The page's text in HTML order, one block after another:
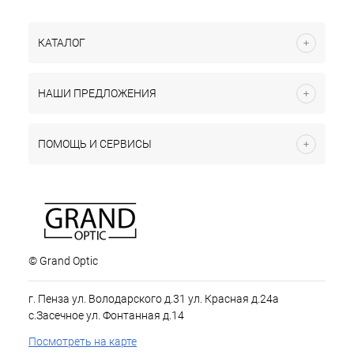
КАТАЛОГ
НАШИ ПРЕДЛОЖЕНИЯ
ПОМОЩЬ И СЕРВИСЫ
© Grand Optic
г. Пенза ул. Володарского д.31 ул. Красная д.24а
с.Засечное ул. Фонтанная д.14
Посмотреть на карте